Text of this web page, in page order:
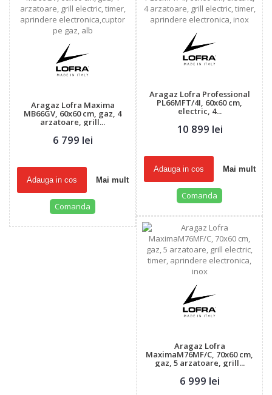
Aragaz Lofra Maxima
MB66GV, 60x60 cm, gaz, 4
arzatoare, grill...
6 799 lei
Adauga in cos Mai mult
Comanda
Aragaz Lofra Professional
PL66MFT/4I, 60x60 cm,
electric, 4...
10 899 lei
Adauga in cos Mai mult
Comanda
Aragaz Lofra
MaximaM76MF/C, 70x60 cm,
gaz, 5 arzatoare, grill...
6 999 lei